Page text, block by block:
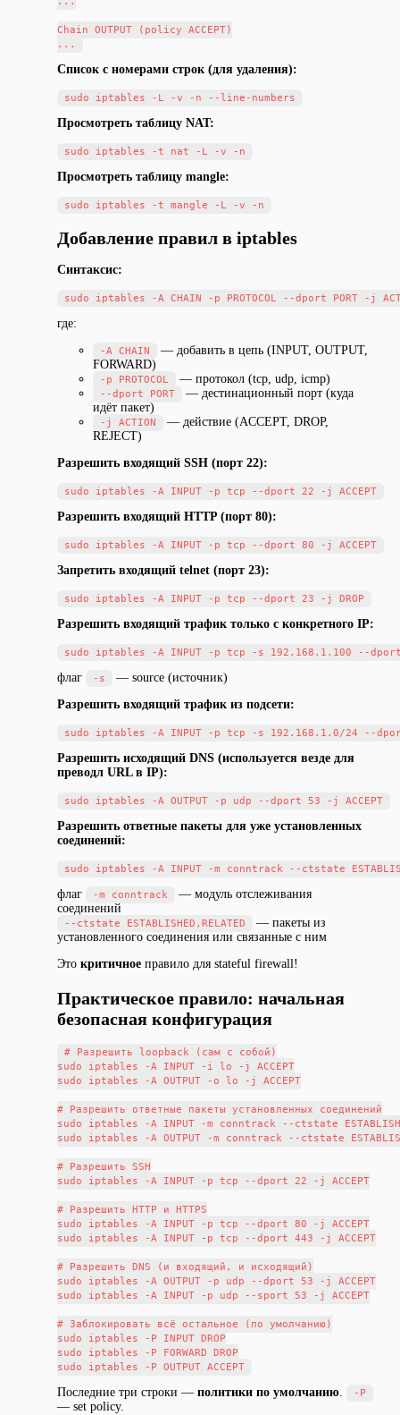
Chain OUTPUT (policy ACCEPT)
Список с номерами строк (для удаления):
Просмотреть таблицу NAT:
Просмотреть таблицу mangle:
Добавление правил в iptables
Синтаксис:
где:
-A CHAIN
— добавить в цепь (INPUT, OUTPUT,
FORWARD)
-p PROTOCOL — протокол (tcp, udp, icmp)
--dport PORT
— дестинационный порт (куда
идёт пакет)
-j ACTION
— действие (ACCEPT, DROP,
REJECT)
Разрешить входящий SSH (порт 22):
Разрешить входящий HTTP (порт 80):
Запретить входящий telnet (порт 23):
Разрешить входящий трафик только с конкретного IP:
флаг -s
— source (источник)
Разрешить входящий трафик из подсети:
Разрешить исходящий DNS (используется везде для
преводл URL в IP):
Разрешить ответные пакеты для уже установленных
соединений:
флаг -m conntrack
— модуль отслеживания
соединений
--ctstate ESTABLISHED,RELATED
— пакеты из
установленного соединения или связанные с ним
Это критичное правило для stateful firewall!
Практическое правило: начальная
безопасная конфигурация
# Разрешить loopback (сам с собой)
sudo iptables -A INPUT -i lo -j ACCEPT
sudo iptables -A OUTPUT -o lo -j ACCEPT
# Разрешить ответные пакеты установленных соединений
sudo iptables -A INPUT -m conntrack --ctstate
sudo iptables -A OUTPUT -m conntrack --ctstate
# Разрешить SSH
sudo iptables -A INPUT -p tcp --dport 22 -j ACCEPT
# Разрешить HTTP и HTTPS
sudo iptables -A INPUT -p tcp --dport 80 -j ACCEPT
sudo iptables -A INPUT -p tcp --dport 443 -j ACCEPT
# Разрешить DNS (и входящий, и исходящий)
sudo iptables -A OUTPUT -p udp --dport 53 -j ACCEPT
sudo iptables -A INPUT -p udp --sport 53 -j ACCEPT
# Заблокировать всё остальное (по умолчанию)
sudo iptables -P INPUT DROP
sudo iptables -P FORWARD DROP
Последние три строки — политики по умолчанию. -P
— set policy.